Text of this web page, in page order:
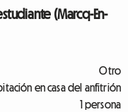
(Marcq-En-
Otro
en casa del anfitrión
1 persona